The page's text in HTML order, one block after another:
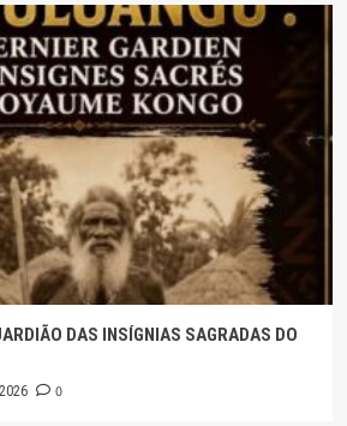
DAS INSÍGNIAS SAGRADAS DO
0